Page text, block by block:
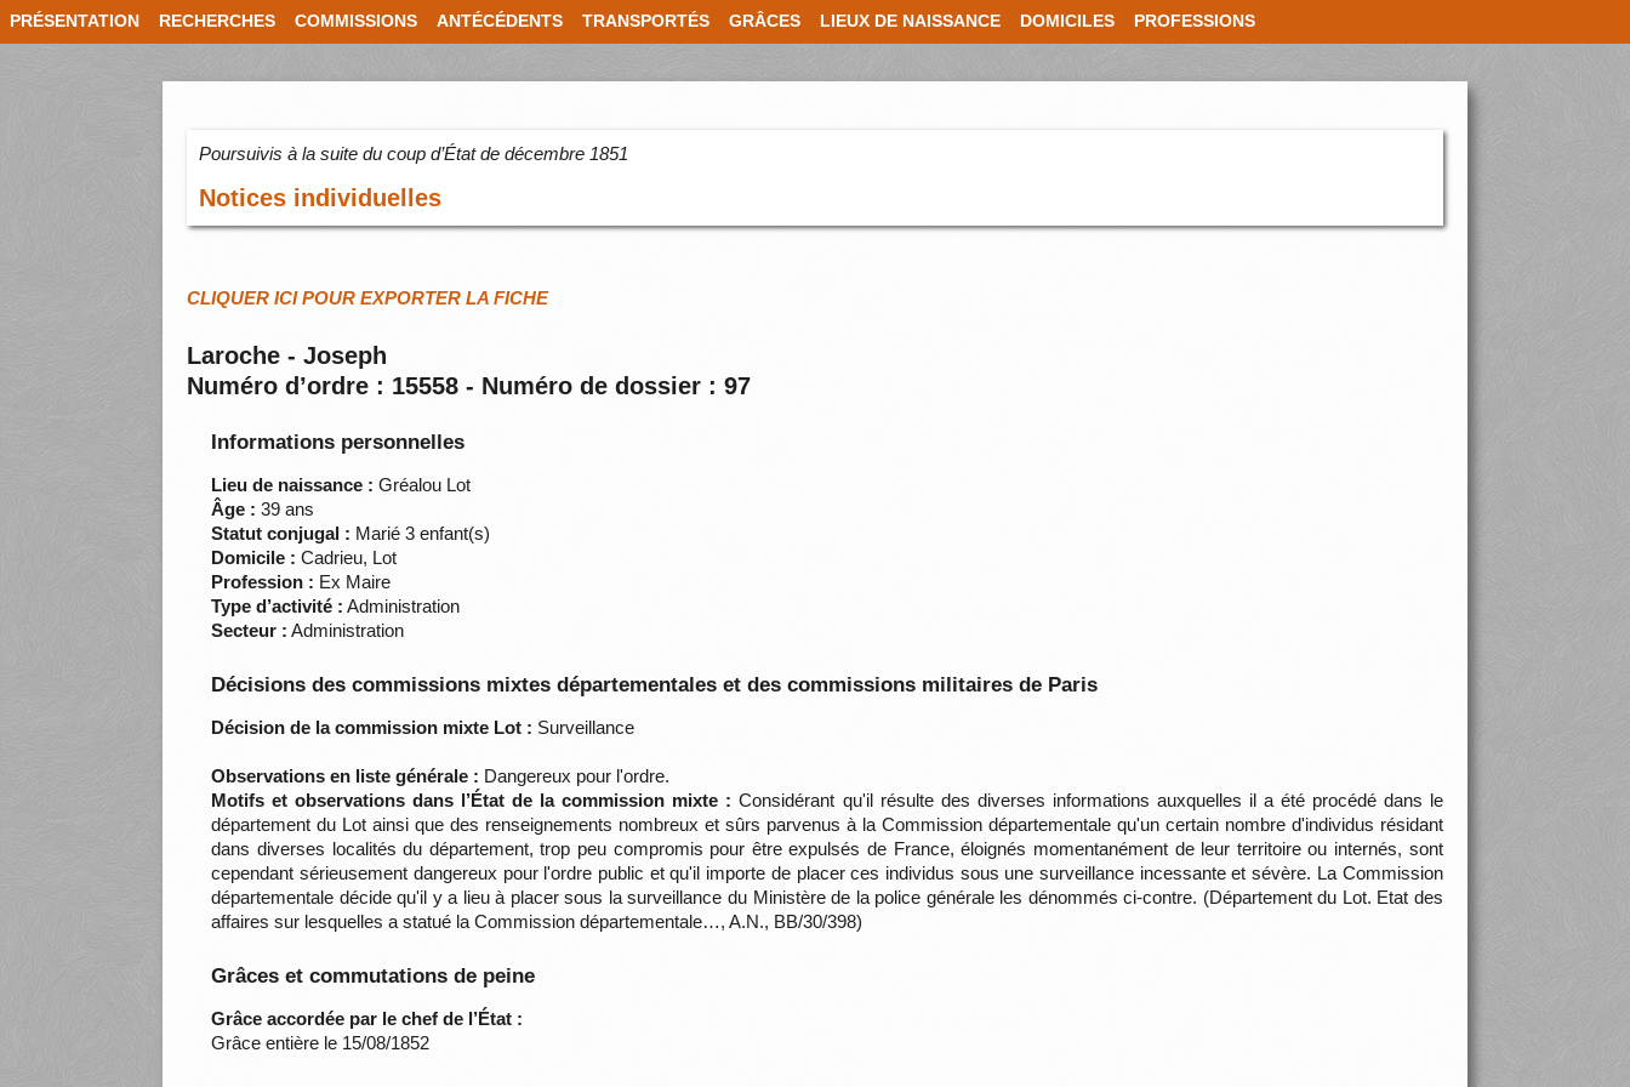
PRÉSENTATION RECHERCHES COMMISSIONS ANTÉCÉDENTS TRANSPORTÉS GRÂCES LIEUX DE NAISSANCE DOMICILES PROFESSIONS
Poursuivis à la suite du coup d’État de décembre 1851
Notices individuelles
CLIQUER ICI POUR EXPORTER LA FICHE
Laroche - Joseph
Numéro d’ordre : 15558 - Numéro de dossier : 97
Informations personnelles
Lieu de naissance : Gréalou Lot
Âge : 39 ans
Statut conjugal : Marié 3 enfant(s)
Domicile : Cadrieu, Lot
Profession : Ex Maire
Type d’activité : Administration
Secteur : Administration
Décisions des commissions mixtes départementales et des commissions militaires de Paris
Décision de la commission mixte Lot : Surveillance
Observations en liste générale : Dangereux pour l'ordre.
Motifs et observations dans l’État de la commission mixte : Considérant qu'il résulte des diverses informations auxquelles il a été procédé dans le
département du Lot ainsi que des renseignements nombreux et sûrs parvenus à la Commission départementale qu'un certain nombre d'individus résidant
dans diverses localités du département, trop peu compromis pour être expulsés de France, éloignés momentanément de leur territoire ou internés, sont
cependant sérieusement dangereux pour l'ordre public et qu'il importe de placer ces individus sous une surveillance incessante et sévère. La Commission
départementale décide qu'il y a lieu à placer sous la surveillance du Ministère de la police générale les dénommés ci-contre. (Département du Lot. Etat des
affaires sur lesquelles a statué la Commission départementale…, A.N., BB/30/398)
Grâces et commutations de peine
Grâce accordée par le chef de l’État :
Grâce entière le 15/08/1852